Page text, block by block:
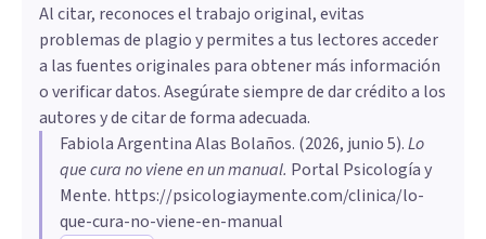
Al citar, reconoces el trabajo original, evitas
problemas de plagio y permites a tus lectores acceder
a las fuentes originales para obtener más información
o verificar datos. Asegúrate siempre de dar crédito a los
autores y de citar de forma adecuada.
Fabiola Argentina Alas Bolaños. (2026, junio 5).Lo
que cura no viene en un manual. Portal Psicología y
Mente. https://psicologiaymente.com/clinica/lo-
que-cura-no-viene-en-manual